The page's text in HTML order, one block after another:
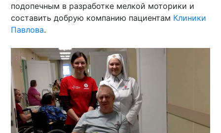
подопечным в разработке мелкой моторики и
составить добрую компанию пациентам Клиники
Павлова.